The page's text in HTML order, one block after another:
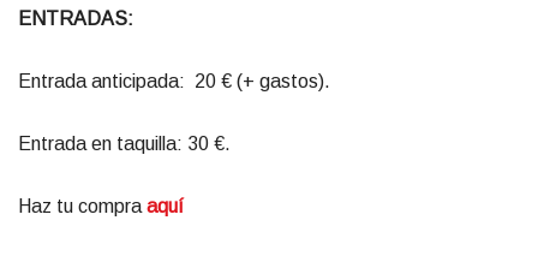
ENTRADAS:
Entrada anticipada: 20 € (+ gastos).
Entrada en taquilla: 30 €.
Haz tu compra aquí